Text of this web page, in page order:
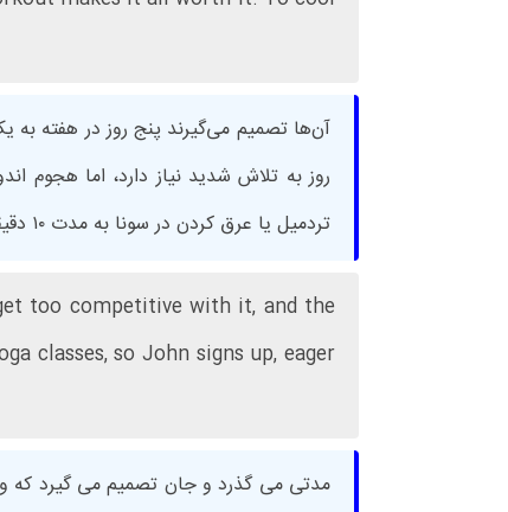
آن‌ها تصمیم می‌گیرند پنج روز در هفته به
روز به تلاش شدید نیاز دارد، اما هجوم
تردمیل یا عرق کردن در سونا به مدت ۱۰ دقیقه آرام می شوند.
too competitive with it, and the
classes, so John signs up, eager
مدتی می گذرد و جان تصمیم می گیرد که